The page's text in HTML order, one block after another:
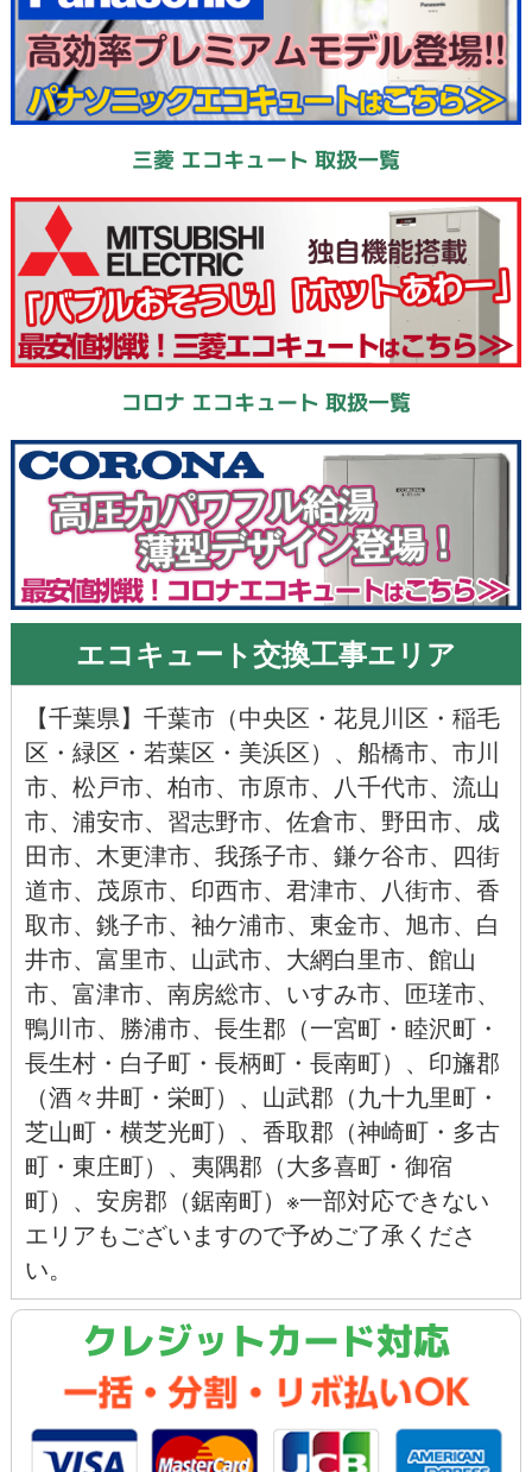
三菱 エコキュート 取扱一覧
コロナ エコキュート 取扱一覧
エコキュート交換工事エリア
【千葉県】千葉市（中央区 ・ 花見川区 ・ 稲毛
区 ・ 緑区 ・ 若葉区 ・ 美浜区）、 船橋市、 市川
市、 松戸市、 柏市、 市原市、 八千代市、 流山
市、 浦安市、 習志野市、 佐倉市、 野田市、 成
田市、 木更津市、 我孫子市、 鎌ケ谷市、 四街
道市、 茂原市、 印西市、 君津市、 八街市、 香
取市、 銚子市、 袖ケ浦市、 東金市、 旭市、 白
井市、 富里市、 山武市、 大網白里市、 館山
市、 富津市、 南房総市、 いすみ市、 匝瑳市、
鴨川市、 勝浦市、長生郡（一宮町・睦沢町・
長生村・白子町・長柄町・長南町）、印旛郡
（酒々井町・栄町）、山武郡（九十九里町・
芝山町・横芝光町）、香取郡（神崎町・多古
町・東庄町）、夷隅郡（大多喜町・御宿
町）、安房郡（鋸南町）※一部対応できない
エリアもございますので予めご了承くださ
い。
クレジットカード対応